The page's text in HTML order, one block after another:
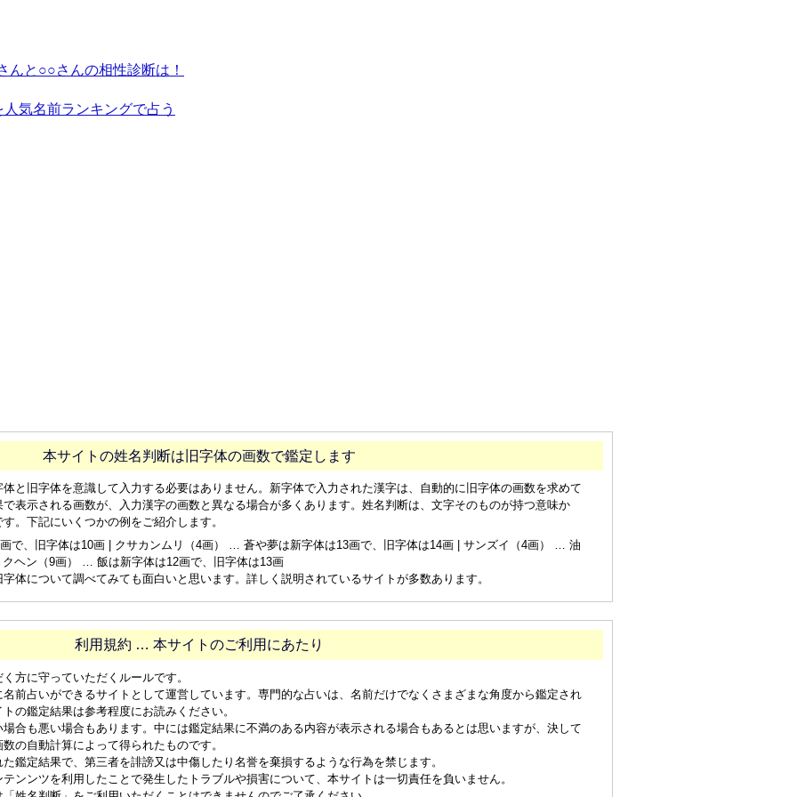
んと○○さんの相性診断は！
人気名前ランキングで占う
本サイトの姓名判断は旧字体の画数で鑑定します
と旧字体を意識して入力する必要はありません。新字体で入力された漢字は、自動的に旧字体の画数を求めて
表示される画数が、入力漢字の画数と異なる場合が多くあります。姓名判断は、文字そのものが持つ意味か
。下記にいくつかの例をご紹介します。
で、旧字体は10画 | クサカンムリ（4画） … 蒼や夢は新字体は13画で、旧字体は14画 | サンズイ（4画） … 油
ヘン（9画） … 飯は新字体は12画で、旧字体は13画
体について調べてみても面白いと思います。詳しく説明されているサイトが多数あります。
利用規約 … 本サイトのご利用にあたり
方に守っていただくルールです。
名前占いができるサイトとして運営しています。専門的な占いは、名前だけでなくさまざまな角度から鑑定され
の鑑定結果は参考程度にお読みください。
合も悪い場合もあります。中には鑑定結果に不満のある内容が表示される場合もあるとは思いますが、決して
の自動計算によって得られたものです。
鑑定結果で、第三者を誹謗又は中傷したり名誉を棄損するような行為を禁じます。
ンンツを利用したことで発生したトラブルや損害について、本サイトは一切責任を負いません。